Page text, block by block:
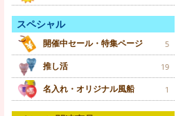
スペシャル
開催中セール・特集ページ 5
推し活 19
名入れ・オリジナル風船 1